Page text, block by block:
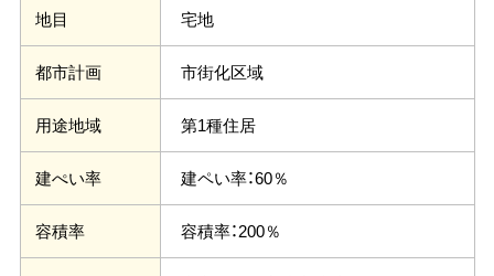
地目 宅地
都市計画 市街化区域
用途地域 第1種住居
建ぺい率 建ペい率：60％
容積率 容積率：200％